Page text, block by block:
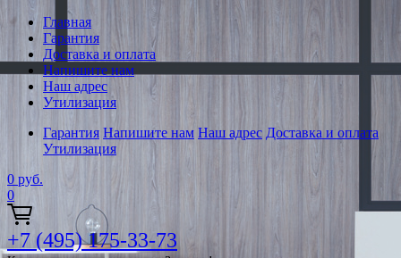
Главная
Гарантия
Доставка и оплата
Напишите нам
Наш адрес
Утилизация
Гарантия Напишите нам Наш адрес Доставка и оплата
Утилизация
0 руб.
0
+7 (495) 175-33-73